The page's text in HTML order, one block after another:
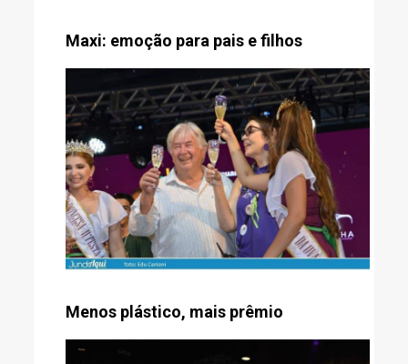
Maxi: emoção para pais e filhos
Menos plástico, mais prêmio